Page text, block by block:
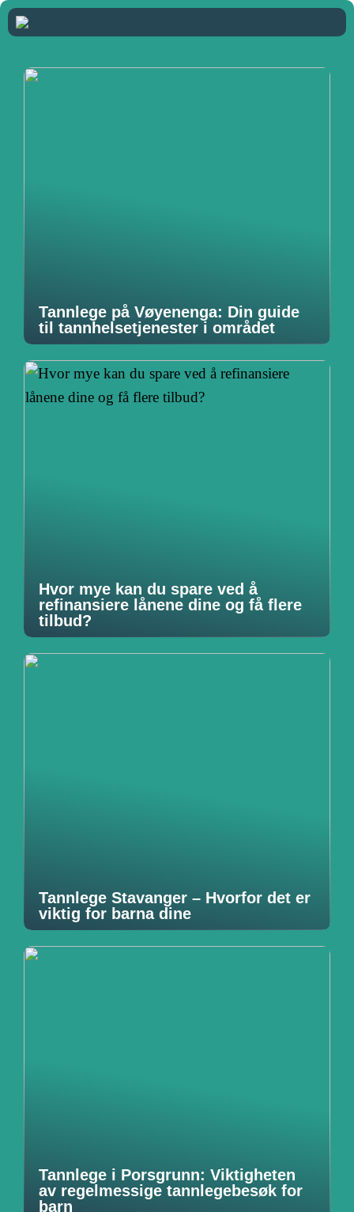
Tannlege på Vøyenenga: Din guide
til tannhelsetjenester i området
Hvor mye kan du spare ved å
refinansiere lånene dine og få flere
tilbud?
Tannlege Stavanger – Hvorfor det er
viktig for barna dine
Tannlege i Porsgrunn: Viktigheten
av regelmessige tannlegebesøk for
barn